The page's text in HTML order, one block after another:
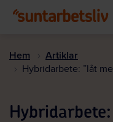
Hem Artiklar
Hybridarbete: ”låt